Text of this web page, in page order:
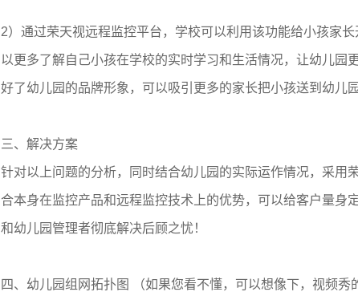
2）通过荣天视远程监控平台，学校可以利用该功能给小孩家
以更多了解自己小孩在学校的实时学习和生活情况，让幼儿园
好了幼儿园的品牌形象，可以吸引更多的家长把小孩送到幼儿园
三、解决方案
针对以上问题的分析，同时结合幼儿园的实际运作情况，采用
合本身在监控产品和远程监控技术上的优势，可以给客户量身
和幼儿园管理者彻底解决后顾之忧！
四、幼儿园组网拓扑图 （如果您看不懂，可以想像下，视频